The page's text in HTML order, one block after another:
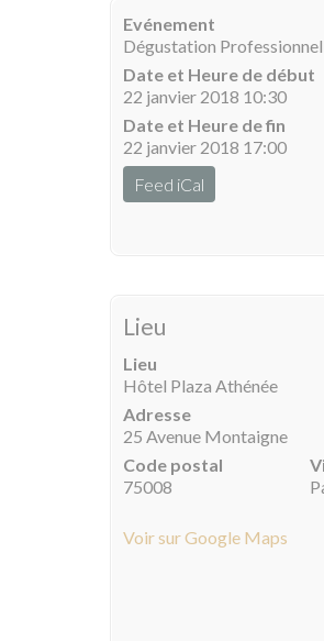
Evénement
Dégustation
Date et Heure de début
22 janvier 2018 10:30
Date et Heure de fin
22 janvier 2018 17:00
Feed iCal
Lieu
Lieu
Hôtel Plaza Athénée
Adresse
25 Avenue Montaigne
Code postal
75008
Voir sur Google Maps